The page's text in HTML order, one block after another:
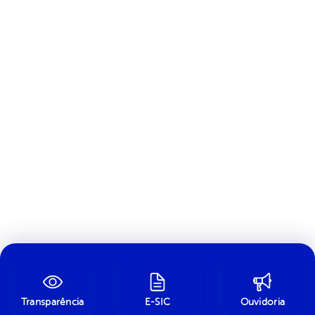
Transparência E-SIC Ouvidoria